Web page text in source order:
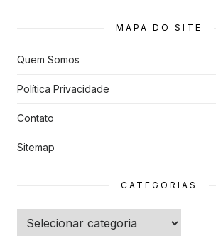
s
MAPA DO SITE
Quem Somos
Política Privacidade
Contato
Sitemap
CATEGORIAS
Categorias